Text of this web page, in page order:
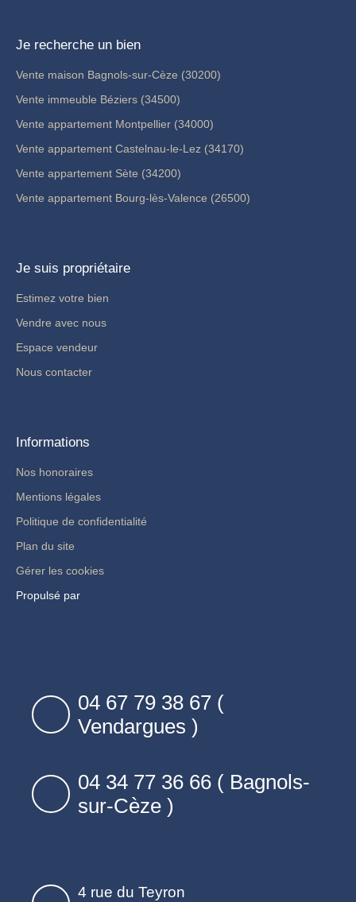
Je recherche un bien
Vente maison Bagnols-sur-Cèze (30200)
Vente immeuble Béziers (34500)
Vente appartement Montpellier (34000)
Vente appartement Castelnau-le-Lez (34170)
Vente appartement Sète (34200)
Vente appartement Bourg-lès-Valence (26500)
Je suis propriétaire
Estimez votre bien
Vendre avec nous
Espace vendeur
Nous contacter
Informations
Nos honoraires
Mentions légales
Politique de confidentialité
Plan du site
Gérer les cookies
Propulsé par
04 67 79 38 67 (
Vendargues )
04 34 77 36 66 ( Bagnols-
sur-Cèze )
4 rue du Teyron